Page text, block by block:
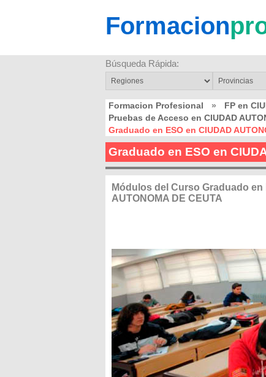
Formacion
Búsqueda Rápida:
Formacion Profesional » FP en
Pruebas de Acceso en CIUDAD
Graduado en ESO en CIUDAD
Graduado en ESO en
Módulos del Curso Graduado en
AUTONOMA DE CEUTA